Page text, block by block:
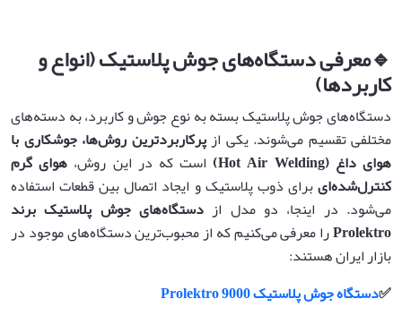
🔹معرفی دستگاه‌های جوش پلاستیک (انواع و
کاربردها)
دستگاه‌های جوش پلاستیک بسته به نوع جوش و کاربرد، به دسته‌های
مختلفی تقسیم می‌شوند. یکی ازپرکاربردترین روش‌ها، جوشکاری با
هوای داغ (Hot Air Welding) است که در این روش، هوای گرم
کنترل‌شده‌ایبرای ذوب پلاستیک و ایجاد اتصال بین قطعات استفاده
می‌شود. در اینجا، دو مدل از دستگاه‌های جوش پلاستیک برند
Prolektroرا معرفی می‌کنیم که از محبوب‌ترین دستگاه‌های موجود در
بازار ایران هستند:
✅دستگاه جوش پلاستیک